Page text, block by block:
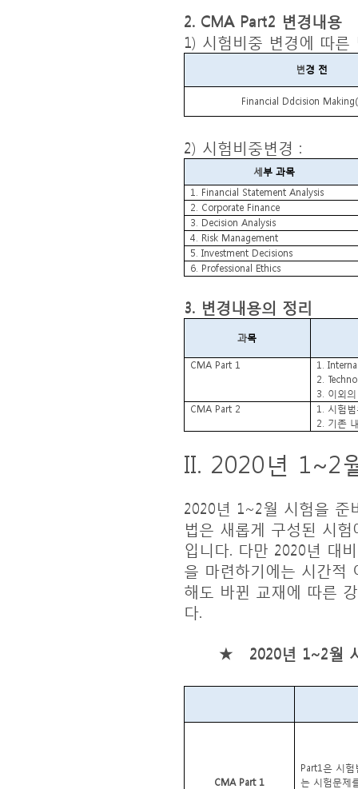
2. CMA Part2 변경내용
1) 시험비중 변경에 따
변경 전
Financial Ddcision
2) 시험비중변경 :
세부 과목
1. Financial Statement Analysis
2. Corporate Finance
3. Decision Analysis
4. Risk Management
5. Investment Decisions
6. Professional Ethics
3. 변경내용의 정리
과목
CMA Part 1
1.
2.
3. 이외
CMA Part 2
1. 시험
2. 기존
II. 2020년 1~2
2020년 1~2월 시험을 준
법은 새롭게 구성된 시
입니다. 다만 2020년 대
을 마련하기에는 시간적
해도 바뀐 교재에 따른
다.
★ 2020년 1~2월
CMA Part 1
Part1은 시험
는 시험문제